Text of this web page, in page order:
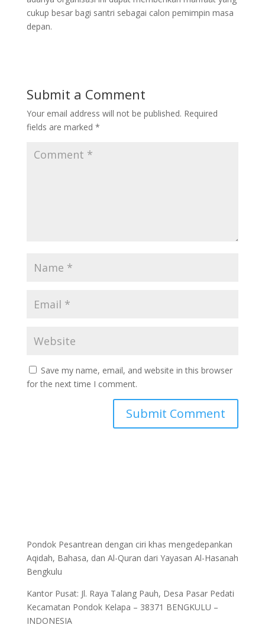
cukup besar bagi santri sebagai calon pemimpin masa
depan.
Submit a Comment
Your email address will not be published. Required
fields are marked *
Save my name, email, and website in this browser
for the next time I comment.
Pondok Pesantrean dengan ciri khas mengedepankan
Aqidah, Bahasa, dan Al-Quran dari Yayasan Al-Hasanah
Bengkulu
Kantor Pusat: Jl. Raya Talang Pauh, Desa Pasar Pedati
Kecamatan Pondok Kelapa – 38371 BENGKULU –
INDONESIA